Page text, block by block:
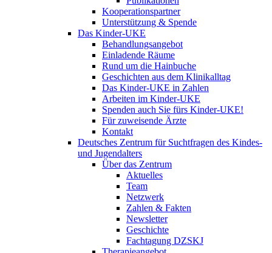
Kooperationspartner
Unterstützung & Spende
Das Kinder-UKE
Behandlungsangebot
Einladende Räume
Rund um die Hainbuche
Geschichten aus dem Klinikalltag
Das Kinder-UKE in Zahlen
Arbeiten im Kinder-UKE
Spenden auch Sie fürs Kinder-UKE!
Für zuweisende Ärzte
Kontakt
Deutsches Zentrum für Suchtfragen des Kindes-
und Jugendalters
Über das Zentrum
Aktuelles
Team
Netzwerk
Zahlen & Fakten
Newsletter
Geschichte
Fachtagung DZSKJ